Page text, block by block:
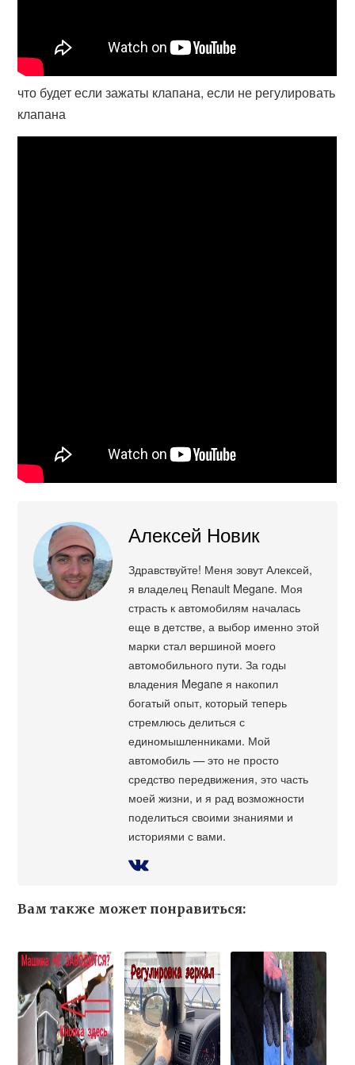
что будет если зажаты клапана, если не регулировать
клапана
Алексей Новик
Здравствуйте! Меня зовут Алексей,
я владелец Renault Megane. Моя
страсть к автомобилям началась
еще в детстве, а выбор именно этой
марки стал вершиной моего
автомобильного пути. За годы
владения Megane я накопил
богатый опыт, который теперь
стремлюсь делиться с
единомышленниками. Мой
автомобиль — это не просто
средство передвижения, это часть
моей жизни, и я рад возможности
поделиться своими знаниями и
историями с вами.
Вам также может понравиться: